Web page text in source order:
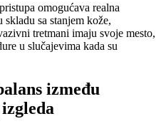
omogućava realna
sa stanjem kože,
tretmani imaju svoje mesto,
u slučajevima kada su
između